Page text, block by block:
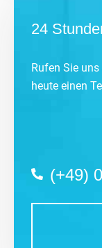
24
Rufen Sie
heute einen
(+49)